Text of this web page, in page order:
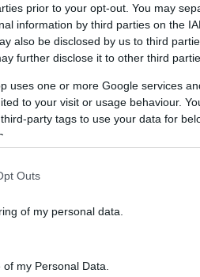
prior to your opt-out. You may
information by third parties on the
also be disclosed by us to third
further disclose it to other third
uses one or more Google services
to your visit or usage behaviour.
party tags to use your data for
Outs
of my personal data.
my Personal Data.
össze. Szerinte mindegyik állat
illetve morcos is. A Geelong
sok fióka érkezik a vadasparkba,
nem tudnak repülni. Danielle